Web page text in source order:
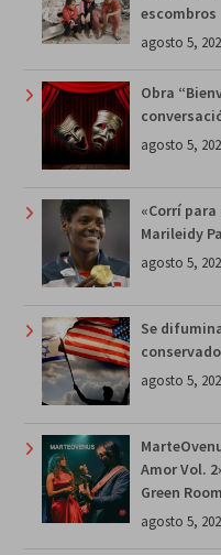
escombros
agosto 5,
Obra
agosto 5,
«Corrí
Marileidy
agosto 5,
Se
agosto 5,
Amor Vol.
Green Room
agosto 5,